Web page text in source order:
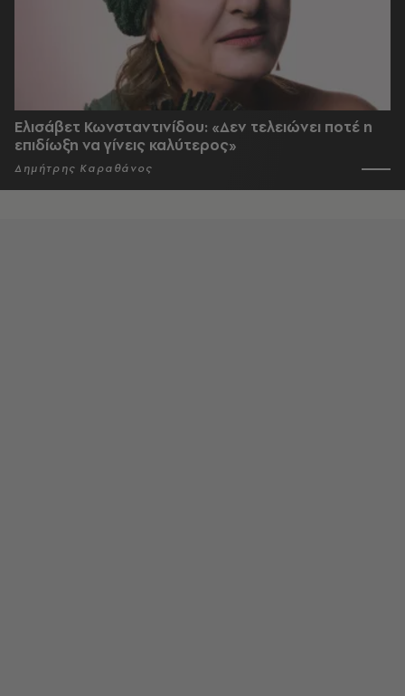
Ελισάβετ Κωνσταντινίδου: «Δεν τελειώνει ποτέ η
επιδίωξη να γίνεις καλύτερος»
Δημήτρης Καραθάνος